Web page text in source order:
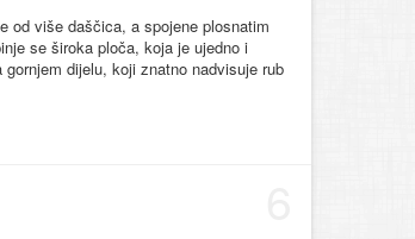
od više daščica, a spojene plosnatim
se široka ploča, koja je ujedno i
dijelu, koji znatno nadvisuje rub